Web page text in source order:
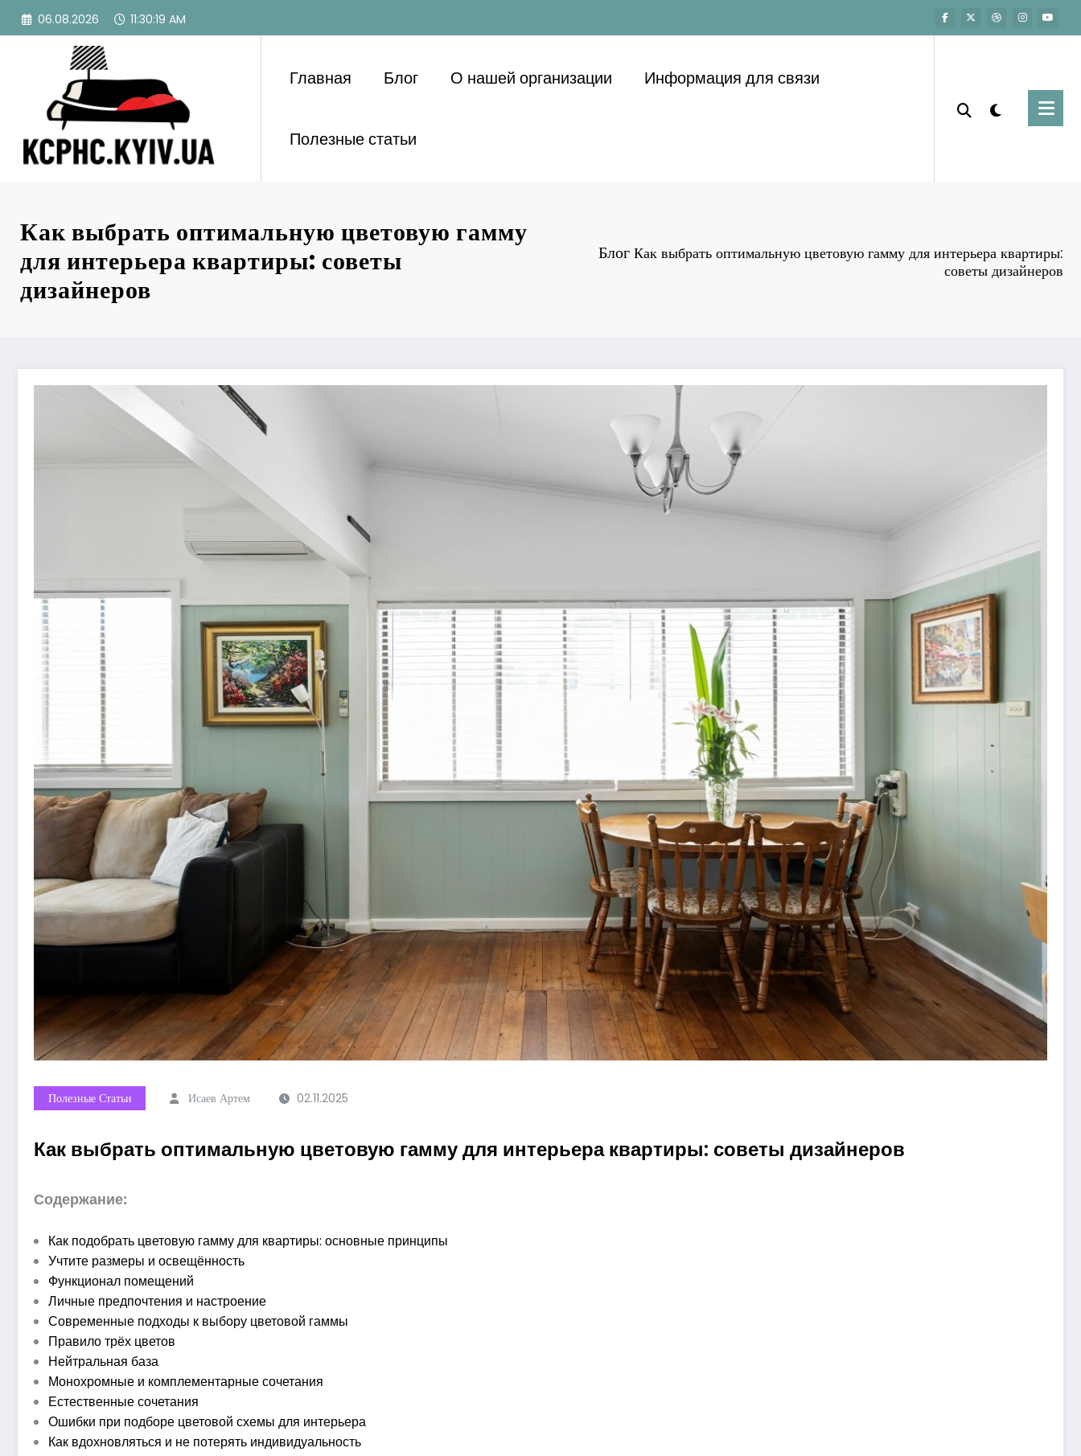
Перейти
содержимому
06.08.2026 11:30:21 AM
Главная Блог О нашей организации Информация для связи
Полезные статьи
Как выбрать оптимальную цветовую гамму
для интерьера квартиры: советы
дизайнеров
Блог Как выбрать оптимальную цветовую гамму для интерьера квартиры:
советы дизайнеров
Полезные Статьи Исаев Артем 02.11.2025
Как выбрать оптимальную цветовую гамму для интерьера квартиры: советы дизайнеров
Содержание:
Как подобрать цветовую гамму для квартиры: основные принципы
Учтите размеры и освещённость
Функционал помещений
Личные предпочтения и настроение
Современные подходы к выбору цветовой гаммы
Правило трёх цветов
Нейтральная база
Монохромные и комплементарные сочетания
Естественные сочетания
Ошибки при подборе цветовой схемы для интерьера
Как вдохновляться и не потерять индивидуальность